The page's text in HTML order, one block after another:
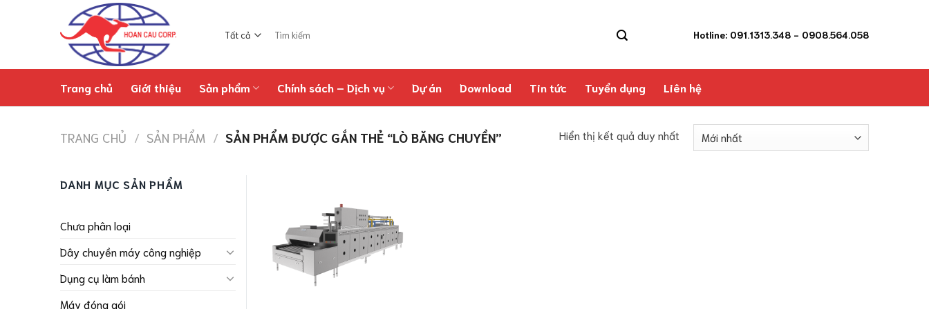
kiếm:
Hotline: 091.1313.348 - 0908.564.058
Trang chủ Giới thiệu Sản phẩm Chính sách – Dịch vụ Dự án Download Tin tức Tuyển dụng Liên hệ
TRANG CHỦ / SẢN PHẨM / SẢN PHẨM ĐƯỢC GẮN THẺ “LÒ BĂNG CHUYỀN” Hiển thị kết quả duy nhất
DANH MỤC SẢN PHẨM
Chưa phân loại
Dây chuyền máy công nghiệp
Dụng cụ làm bánh
Máy đóng gói